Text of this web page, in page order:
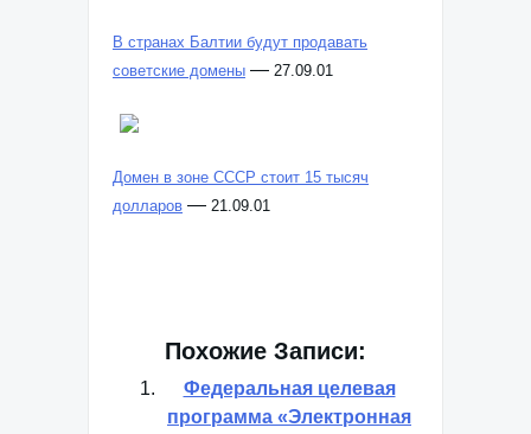
В странах Балтии будут продавать
советские домены — 27.09.01
Домен в зоне СССР стоит 15 тысяч
долларов — 21.09.01
Похожие Записи:
Федеральная целевая
программа «Электронная